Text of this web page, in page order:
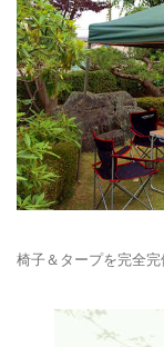
椅子＆タープを完全